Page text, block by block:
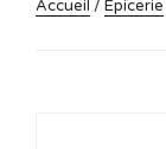
Accueil / Épicerie